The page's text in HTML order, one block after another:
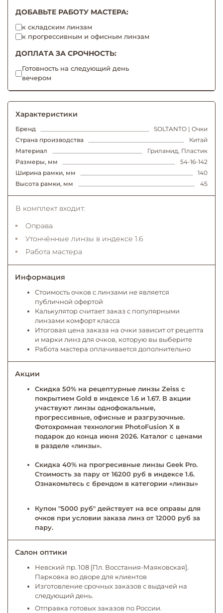
ДОБАВЬТЕ РАБОТУ МАСТЕРА:
к складским линзам
к прогрессивным и офисным линзам
ДОПЛАТА ЗА СРОЧНОСТЬ:
Готовность на следующий день
вечером
Характеристики
Бренд
SOLTANTO | Очки
Страна производства
Китай
Материал
Гриламид, Пластик
Размеры, мм
54-16-142
Ширина рамки, мм
140
Высота рамки, мм
45
В комплект входит:
Оправа
Утончённые линзы в индексе 1.6
Работа мастера
Информация
Стоимость очков с линзами не является
публичной офертой
Калькулятор считает заказ с популярными
линзами комфорт класса
Итоговая цена заказа на очки зависит от рецепта
и марки линз для очков, которую вы выберите
Работа мастера оплачивается дополнительно
Акции
Скидка 50% на рецептурные линзы Zeiss с
покрытием Gold в индексе 1.6 и 1.67. В акции
участвуют линзы однофокальные,
прогрессивные, офисные и разгрузочные.
Фотохромная технология PhotoFusion X в
подарок до конца июня 2026. Каталог с ценами
в разделе «линзы».
Скидка 40% на прогресивные линзы Geek Pro.
Стоимость за пару от 16200 руб в индексе 1.6.
Ознакомьтесь с брендом в категории «линзы»
Купон "5000 руб" действует на все оправы для
очков при условии заказа линз от 12000 руб за
пару.
Салон оптики
Невский пр. 108 [Пл. Восстания-Маяковская].
Парковка во дворе для клиентов
Изготовление срочных заказов с выдачей на
следующий день.
Отправка готовых заказов по России.